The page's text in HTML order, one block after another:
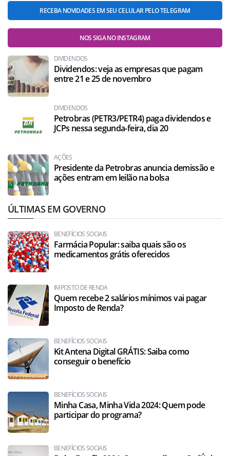
RECEBA NOVIDADES EM SEU CELULAR PELO TELEGRAM
NOS SIGA NO INSTAGRAM
DIVIDENDOS
Dividendos: veja as empresas que pagam
entre 21 e 25 de novembro
DIVIDENDOS
Petrobras (PETR3/PETR4) paga dividendos e
JCPs nessa segunda-feira, dia 20
AÇÕES
Presidente da Petrobras anuncia demissão e
ações entram em leilão na bolsa
ÚLTIMAS EM GOVERNO
BENEFÍCIOS SOCIAIS
Farmácia Popular: saiba quais são os
medicamentos grátis oferecidos
IMPOSTO DE RENDA
Quem recebe 2 salários mínimos vai pagar
Imposto de Renda?
BENEFÍCIOS SOCIAIS
Kit Antena Digital GRÁTIS: Saiba como
conseguir o benefício
BENEFÍCIOS SOCIAIS
Minha Casa, Minha Vida 2024: Quem pode
participar do programa?
BENEFÍCIOS SOCIAIS